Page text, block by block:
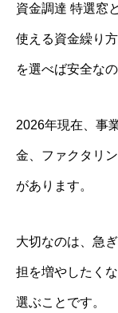
資金調達 特選窓
使える資金繰り
を選べば安全な
2026年現在、事
金、ファクタリ
があります。
大切なのは、急
担を増やしたく
選ぶことです。